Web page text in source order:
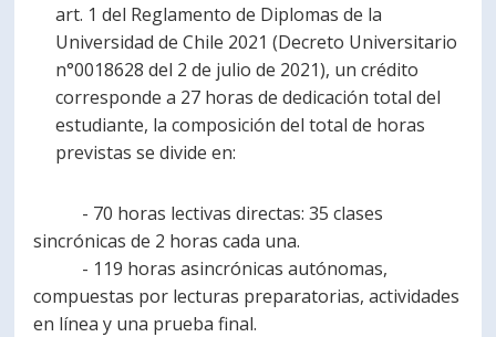
art. 1 del Reglamento de Diplomas de la
Universidad de Chile 2021 (Decreto Universitario
n°0018628 del 2 de julio de 2021), un crédito
corresponde a 27 horas de dedicación total del
estudiante, la composición del total de horas
previstas se divide en:
- 70 horas lectivas directas: 35 clases
sincrónicas de 2 horas cada una.
- 119 horas asincrónicas autónomas,
compuestas por lecturas preparatorias, actividades
en línea y una prueba final.